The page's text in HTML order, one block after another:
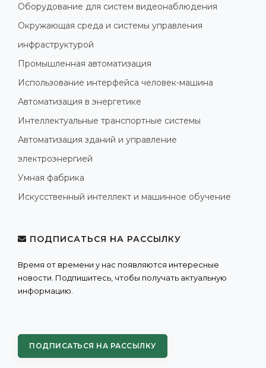
Оборудование для систем видеонаблюдения
Окружающая среда и системы управления
инфраструктурой
Промышленная автоматизация
Использование интерфейса человек-машина
Автоматизация в энергетике
Интеллектуальные транспортные системы
Автоматизация зданий и управление
электроэнергией
Умная фабрика
Искусственный интеллект и машинное обучение
ПОДПИСАТЬСЯ НА РАССЫЛКУ
Время от времени у нас появляются интересные
новости. Подпишитесь, чтобы получать актуальную
информацию.
ПОДПИСАТЬСЯ НА РАССЫЛКУ